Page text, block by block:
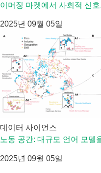
이머징 마켓에서 사회적 신
2025년 09월 05일
데이터 사이언스
노동 공간: 대규모 언어 모델
2025년 09월 05일